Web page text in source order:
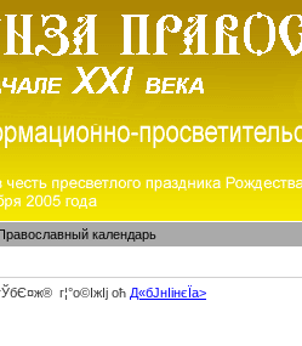
календарь
г¦°о©ІжІј оћ Д«бЈ­нІінєЇa>